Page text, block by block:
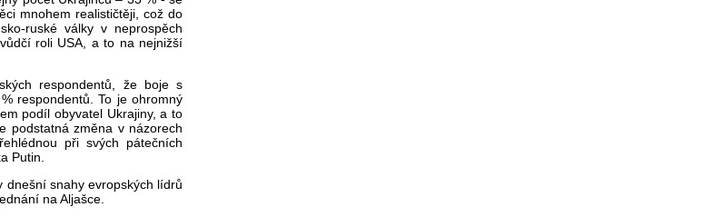
ěci mnohem realističtěji, což do
ruské války v neprospěch
í roli USA, a to na nejnižší
respondentů, že boje s
respondentů. To je ohromný
podíl obyvatel Ukrajiny, a to
podstatná změna v názorech
édnou při svých pátečních
Putin.
dnešní snahy evropských lídrů
ání na Aljašce.